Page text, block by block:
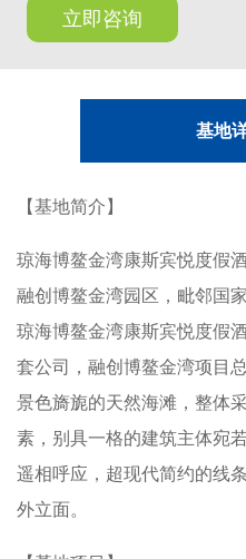
立即咨询
基地
【基地简介】
琼海博鳌金湾康斯宾悦度假
融创博鳌金湾园区，毗邻国
琼海博鳌金湾康斯宾悦度假
套公司，融创博鳌金湾项目
景色旖旎的天然海滩，整体
素，别具一格的建筑主体宛
遥相呼应，超现代简约的线
外立面。